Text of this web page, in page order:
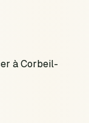
àCorbeil-